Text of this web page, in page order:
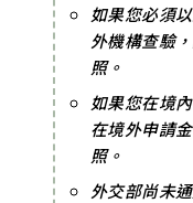
如果您必須
外機構查驗
照。
如果您在境
在境外申請
照。
外交部尚未